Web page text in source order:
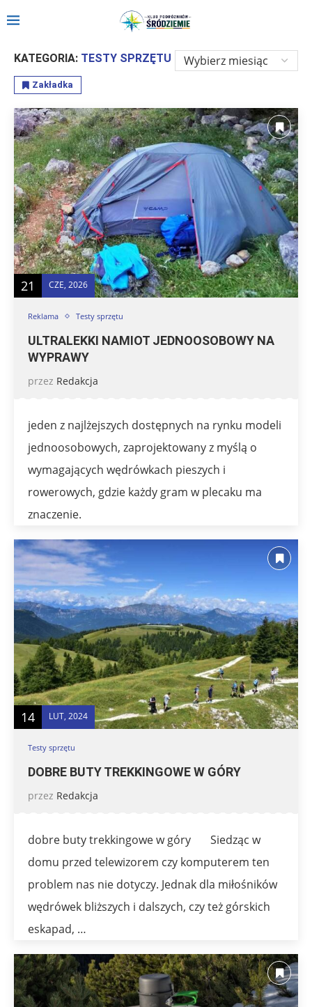
Strona główna Testy sprzętu
KATEGORIA: TESTY SPRZĘTU
Zakładka
21 CZE, 2026
Reklama Testy sprzętu
ULTRALEKKI NAMIOT JEDNOOSOBOWY NA
WYPRAWY
przez Redakcja
jeden z najlżejszych dostępnych na rynku modeli
jednoosobowych, zaprojektowany z myślą o
wymagających wędrówkach pieszych i
rowerowych, gdzie każdy gram w plecaku ma
znaczenie.
14 LUT, 2024
Testy sprzętu
DOBRE BUTY TREKKINGOWE W GÓRY
przez Redakcja
dobre buty trekkingowe w góry Siedząc w
domu przed telewizorem czy komputerem ten
problem nas nie dotyczy. Jednak dla miłośników
wędrówek bliższych i dalszych, czy też górskich
eskapad, …